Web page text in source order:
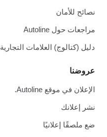
نصائح للأمان
مراجعات حول Autoline
دليل (كتالوج) العلامات التجارية
عروضنا
الإعلان في موقع Autoline.
نشر إعلانك
ضع ملصقًا إعلانيًا